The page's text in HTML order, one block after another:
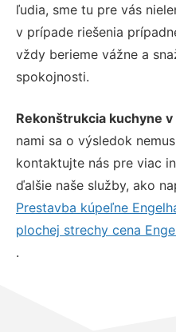
ľudia, sme tu pre vás
v prípade riešenia
vždy berieme vážne a
spokojnosti.
Rekonštrukcia kuchyne
nami sa o výsledok
kontaktujte nás pre viac
ďalšie naše služby, ako
Prestavba kúpeľne
plochej strechy cena
.